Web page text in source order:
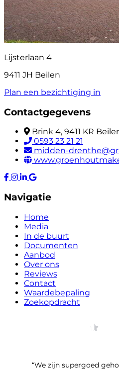
Lijsterlaan 4
9411 JH Beilen
Plan een bezichtiging in
Contactgegevens
Brink 4, 9411 KR
0593 23 21 21
midden-
Navigatie
Home
Media
In de buurt
Documenten
Aanbod
Over ons
Reviews
Contact
Waardebepaling
Zoekopdracht
“We zijn supergoed